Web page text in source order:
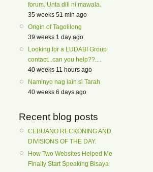
forum. Unta dili ni mawala.
35 weeks 51 min ago
Origin of Tagolilong
39 weeks 1 day ago
Looking for a LUDABI Group
contact...can you help??....
40 weeks 11 hours ago
Naminyo nag lain si Tarah
40 weeks 6 days ago
Recent blog posts
CEBUANO RECKONING AND
DIVISIONS OF THE DAY.
How Two Websites Helped Me
Finally Start Speaking Bisaya